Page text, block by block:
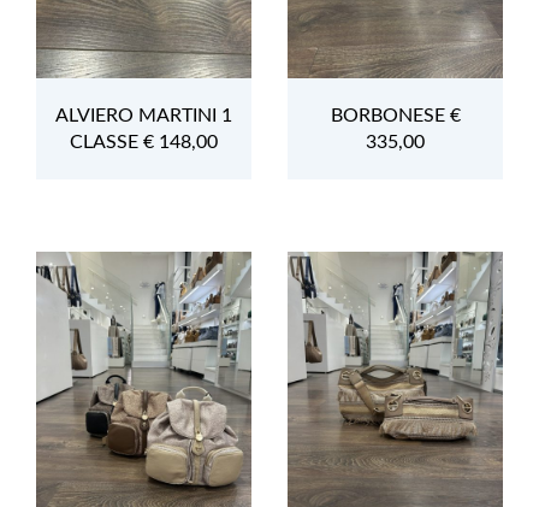
ALVIERO MARTINI 1
CLASSE € 148,00
BORBONESE €
335,00